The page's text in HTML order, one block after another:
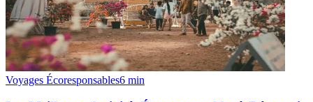
Voyages Écoresponsables6 min